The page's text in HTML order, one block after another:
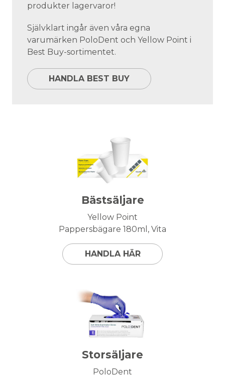
produkter lagervaror!
Självklart ingår även våra egna
varumärken PoloDent och Yellow Point i
Best Buy-sortimentet.
HANDLA BEST BUY
Bästsäljare
Yellow Point
Pappersbägare 180ml, Vita
HANDLA HÄR
Storsäljare
PoloDent